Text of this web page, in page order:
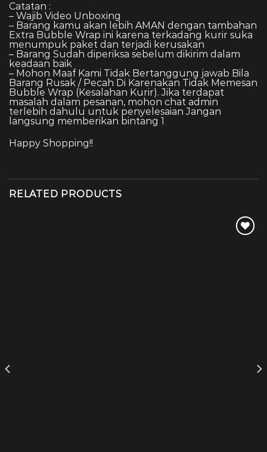
Catatan :
– Wajib Video Unboxing
– Barang kamu akan lebih AMAN dengan tambahan
Extra Bubble Wrap ini karena terkadang kurir suka
menumpuk paket dan terjadi kerusakan
– Barang Sudah diperiksa sebelum dikirim dalam
keadaan baik
– Mohon Maaf Kami Tidak Bertanggung jawab Bila
Barang Rusak / Pecah Di Karenakan Tidak Memesan
Bubble Wrap (Kesalahan Kurir). Jika terdapat
masalah dalam pesanan, mohon chat admin
terlebih dahulu untuk penyelesaian Jangan
langsung memberikan bintang 1
Happy Shopping!!
RELATED PRODUCTS